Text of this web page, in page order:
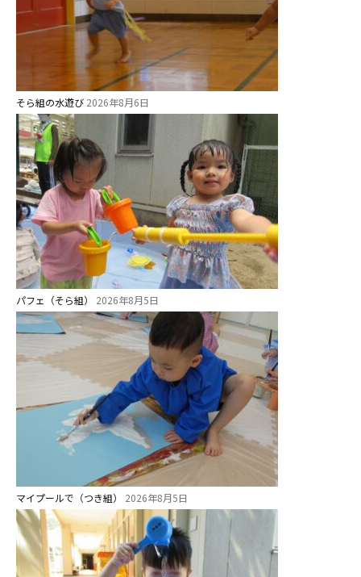
そら組の水遊び 2026年8月6日
パフェ（そら組） 2026年8月5日
マイプールで（つき組） 2026年8月5日
お知らせ
今日の幼稚園
園児募集要項
教職員募集
園のこと
園舎案内
安⼼・安全対策
給⾷
課外教室
理事長のことば
教育と保育
美⽊多幼稚園の理想
園の1⽇
年間⾏事
預かり保育［ヒラソル ]
美⽊多チコス